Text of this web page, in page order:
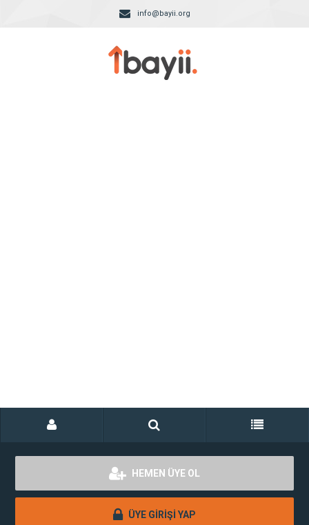
info@bayii.org
HEMEN ÜYE OL
ÜYE GİRİŞİ YAP